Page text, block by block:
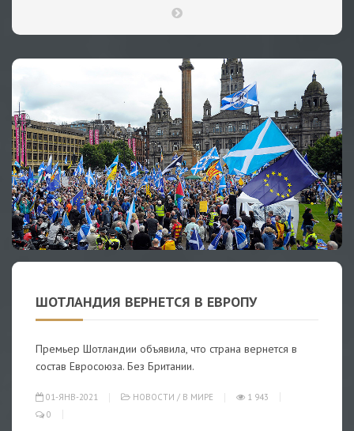
ШОТЛАНДИЯ ВЕРНЕТСЯ В ЕВРОПУ
Премьер Шотландии объявила, что страна вернется в
состав Евросоюза. Без Британии.
01-ЯНВ-2021 НОВОСТИ / В МИРЕ
1 943
0